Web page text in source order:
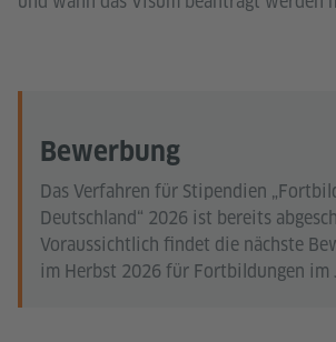
Bewerbung
Das Verfahren für Stipendien
Deutschland“ 2026 ist bereits
Voraussichtlich findet die nächste
im Herbst 2026 für Fortbildungen im